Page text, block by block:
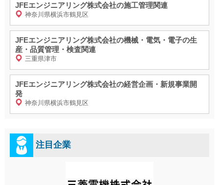
JFEエンジニアリング株式会社の施工管理関連
神奈川県横浜市鶴見区
JFEエンジニアリング株式会社の機械・電気・電子の生
産・品質管理・検査関連
三重県津市
JFEエンジニアリング株式会社の経営企画・新規事業開
発
神奈川県横浜市鶴見区
注目企業